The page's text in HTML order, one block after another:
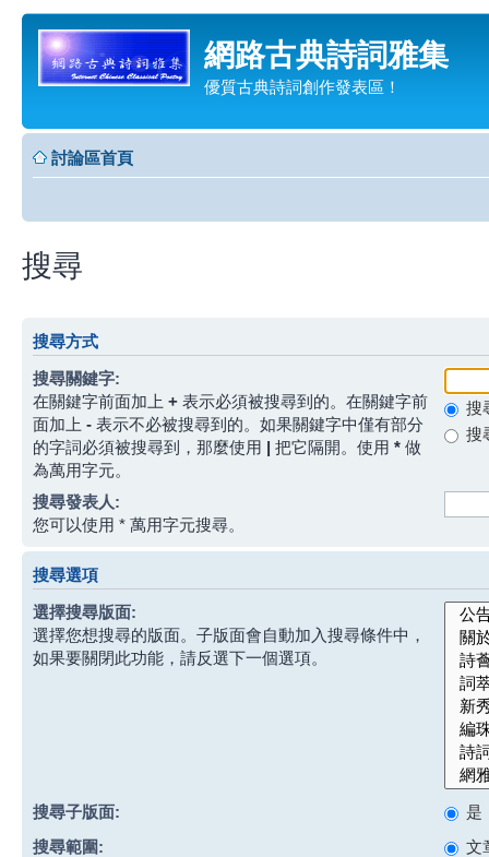
網路古典詩詞雅集
優質古典詩詞創作發表區！
討論區首頁
搜尋
搜尋方式
搜尋關鍵字:
在關鍵字前面加上 + 表示必須被搜尋到的。在關鍵字前
面加上 - 表示不必被搜尋到的。如果關鍵字中僅有部分
的字詞必須被搜尋到，那麼使用 | 把它隔開。使用 * 做
為萬用字元。
搜
搜
搜尋發表人:
您可以使用 * 萬用字元搜尋。
搜尋選項
選擇搜尋版面:
選擇您想搜尋的版面。子版面會自動加入搜尋條件中，
如果要關閉此功能，請反選下一個選項。
搜尋子版面:
是
搜尋範圍:
文